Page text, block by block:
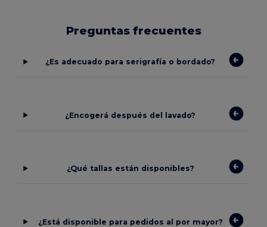
Preguntas frecuentes
¿Es adecuado para serigrafía o bordado?
¿Encogerá después del lavado?
¿Qué tallas están disponibles?
¿Está disponible para pedidos al por mayor?